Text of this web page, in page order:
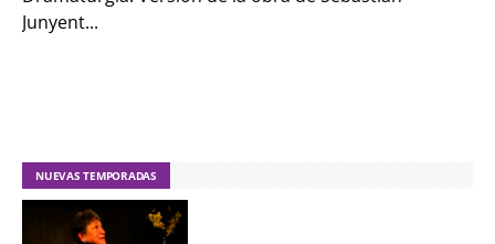
Junyent...
NUEVAS TEMPORADAS